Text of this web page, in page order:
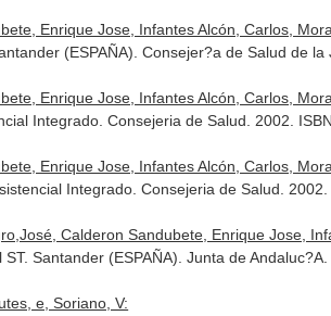
Enrique Jose, Infantes Alcón, Carlos,
(ESPAÑA). Consejer?a de Salud de
Enrique Jose, Infantes Alcón, Carlos,
Integrado. Consejeria de Salud. 2002.
Enrique Jose, Infantes Alcón, Carlos,
Integrado. Consejeria de Salud.
Calderon Sandubete, Enrique Jose,
Santander (ESPAÑA). Junta de
e, Soriano, V: